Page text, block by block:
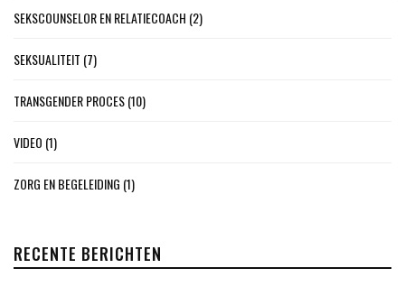
SEKSCOUNSELOR EN RELATIECOACH (2)
SEKSUALITEIT (7)
TRANSGENDER PROCES(10)
VIDEO (1)
ZORG EN BEGELEIDING (1)
RECENTE BERICHTEN